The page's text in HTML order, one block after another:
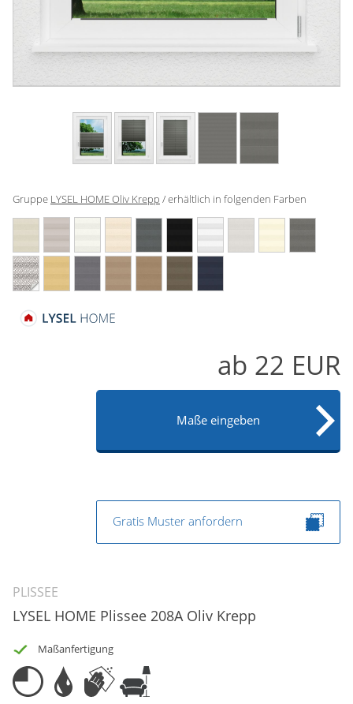
Gardinenstange
Gruppe LYSEL HOME Oliv Krepp / erhältlich in folgenden Farben
PLISSEE
LYSEL HOME Plissee 208A Oliv Krepp
Maßanfertigung
ab 22 EUR
Maße eingeben
Gratis Muster anfordern